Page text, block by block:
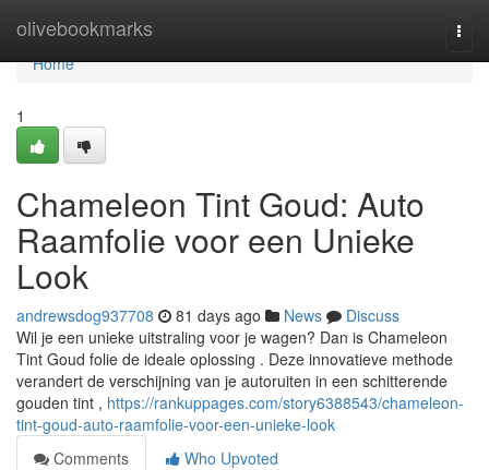
olivebookmarks
Home
Home
1
Chameleon Tint Goud: Auto
Raamfolie voor een Unieke
Look
andrewsdog937708 81 days ago News
Discuss
Wil je een unieke uitstraling voor je wagen? Dan is Chameleon
Tint Goud folie de ideale oplossing . Deze innovatieve methode
verandert de verschijning van je autoruiten in een schitterende
gouden tint , https://rankuppages.com/story6388543/chameleon-
tint-goud-auto-raamfolie-voor-een-unieke-look
Comments
Who Upvoted